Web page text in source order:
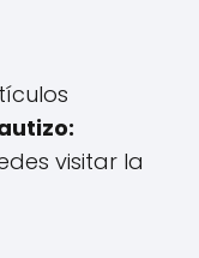
visitar la